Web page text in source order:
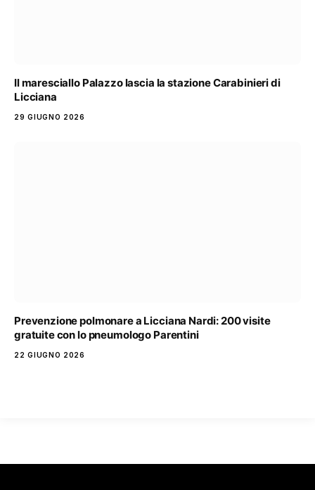
Il maresciallo Palazzo lascia la stazione Carabinieri di
Licciana
29 GIUGNO 2026
Prevenzione polmonare a Licciana Nardi: 200 visite
gratuite con lo pneumologo Parentini
22 GIUGNO 2026